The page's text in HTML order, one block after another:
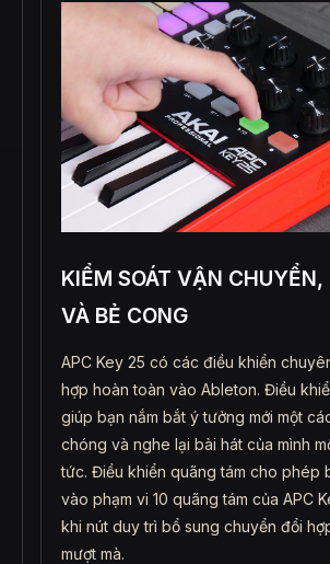
KIỂM SOÁT VẬN CHUYỂN,
VÀ BẺ CONG
APC Key 25 có các điều khiển
hợp hoàn toàn vào Ableton. Điều
giúp bạn nắm bắt ý tưởng mới một
chóng và nghe lại bài hát của mình
tức. Điều khiển quãng tám cho phép
vào phạm vi 10 quãng tám của APC
khi nút duy trì bổ sung chuyển đổi
mượt mà.